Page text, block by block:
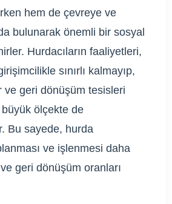
hem de çevreye ve
bulunarak önemli bir sosyal
Hurdacıların faaliyetleri,
sınırlı kalmayıp,
ve geri dönüşüm tesisleri
büyük ölçekte de
Bu sayede, hurda
ve işlenmesi daha
geri dönüşüm oranları